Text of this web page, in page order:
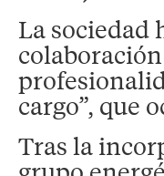
La sociedad
cargo”, que
Tras la